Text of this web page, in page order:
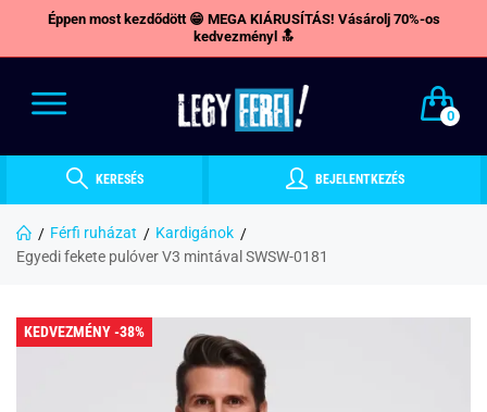
Éppen most kezdődött 😁 MEGA KIÁRUSÍTÁS! Vásárolj 70%-os
kedvezményl 🔝
0
KERESÉS BEJELENTKEZÉS
Férfi ruházat
Kardigánok
Egyedi fekete pulóver V3 mintával SWSW-0181
KEDVEZMÉNY -38%